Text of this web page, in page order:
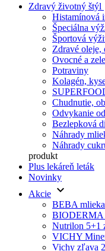
Zdravý životný štýl
Histamínová
Špeciálna
Športová
Zdravé oleje,
Ovocné a
Potraviny
Kolagén,
Chudnutie,
Odvykanie
Bezlepková
Náhrady
Náhrady
produkt
Plus lekáreň leták
Novinky
Akcie keyboard_arrow_down
BEBA
BIODERMA
Nutrilon 5+1
VICHY
Vichy zľava